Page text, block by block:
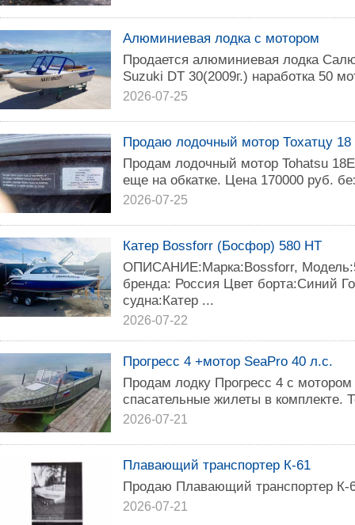
Алюминиевая лодка с мотором
Продается алюминиевая лодка
Suzuki DT 30(2009г.) наработка 50
2026-07-25
Продаю лодочный мотор Тохатцу 18
Продам лодочный мотор Tohatsu
еще на обкатке. Цена 170000 руб.
2026-07-25
Катер Bossforr (Босфор) 580 HT
ОПИСАНИЕ:Марка:Bossforr,
бренда: Россия Цвет борта:Синий
судна:Катер ...
2026-07-22
Прогресс 4 +мотор SeaPro 40 л.с.
Продам лодку Прогресс 4 с мотором
спасательные жилеты в комплекте.
2026-07-21
Плавающий транспортер К-61
Продаю Плавающий транспортер К-
2026-07-21